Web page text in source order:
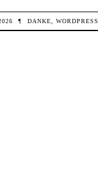
¶ DANKE,WORDPRESS